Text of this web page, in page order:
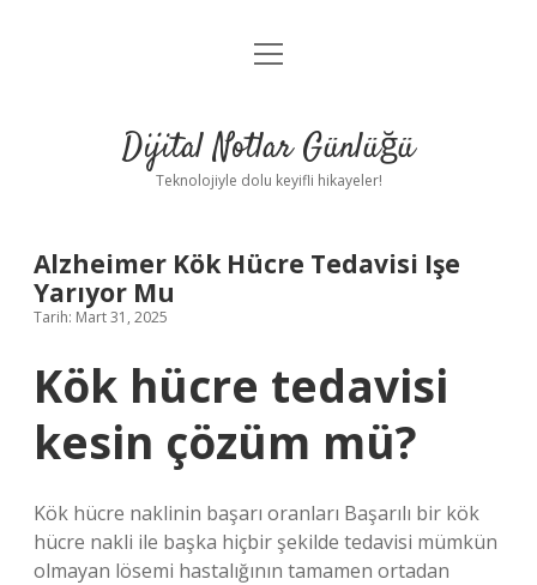
Anasayfa
Yasal Uyarı
menüyü
Dijital Notlar Günlüğü
Teknolojiyle dolu keyifli hikayeler!
Alzheimer Kök Hücre Tedavisi Işe
Yarıyor Mu
Tarih: Mart 31, 2025
Kök hücre tedavisi
kesin çözüm mü?
Kök hücre naklinin başarı oranları Başarılı bir kök
hücre nakli ile başka hiçbir şekilde tedavisi mümkün
olmayan lösemi hastalığının tamamen ortadan